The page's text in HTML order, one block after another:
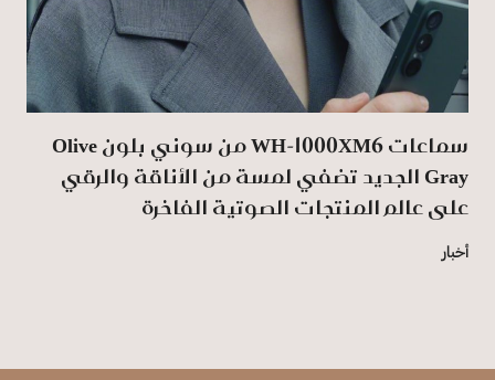
سماعات WH-1000XM6 من سوني بلون Olive
Gray الجديد تضفي لمسة من الأناقة والرقي
على عالم المنتجات الصوتية الفاخرة
أخبار